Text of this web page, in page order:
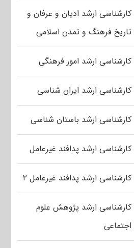
کارشناسی ارشد ادیان و عرفان و
تاریخ فرهنگ و تمدن اسلامی
کارشناسی ارشد امور فرهنگی
کارشناسی ارشد ایران شناسی
کارشناسی ارشد باستان شناسی
کارشناسی ارشد پدافند غیرعامل
کارشناسی ارشد پدافند غیرعامل ۲
کارشناسی ارشد پژوهش علوم
اجتماعی